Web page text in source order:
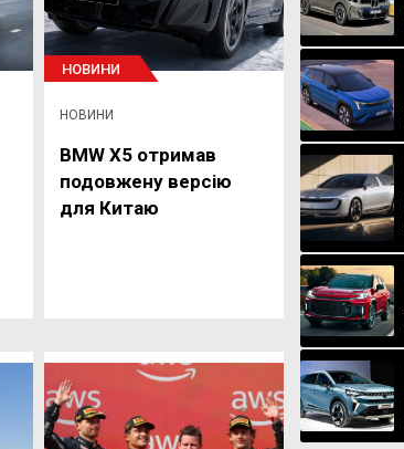
НОВИНИ
НОВИНИ
BMW X5 отримав
подовжену версію
для Китаю